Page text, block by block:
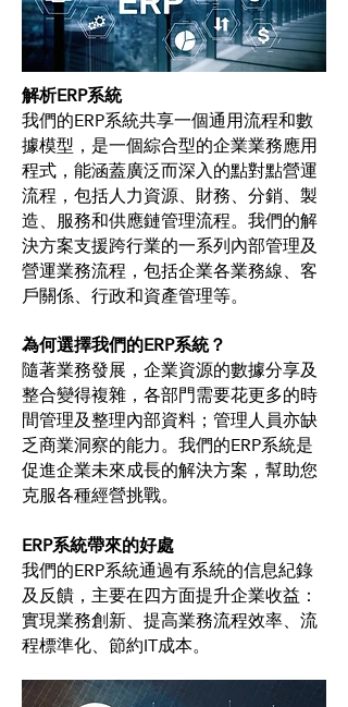
解析ERP系統
我們的ERP系統共享一個通用流程和數
據模型，是一個綜合型的企業業務應用
程式，能涵蓋廣泛而深入的點對點營運
流程，包括人力資源、財務、分銷、製
造、服務和供應鏈管理流程。我們的解
決方案支援跨行業的一系列內部管理及
營運業務流程，包括企業各業務線、客
戶關係、行政和資產管理等。
為何選擇我們的ERP系統？
隨著業務發展，企業資源的數據分享及
整合變得複雜，各部門需要花更多的時
間管理及整理內部資料；管理人員亦缺
乏商業洞察的能力。我們的ERP系統是
促進企業未來成長的解決方案，幫助您
克服各種經營挑戰。
ERP系統帶來的好處
我們的ERP系統通過有系統的信息紀錄
及反饋，主要在四方面提升企業收益：
實現業務創新、提高業務流程效率、流
程標準化、節約IT成本。